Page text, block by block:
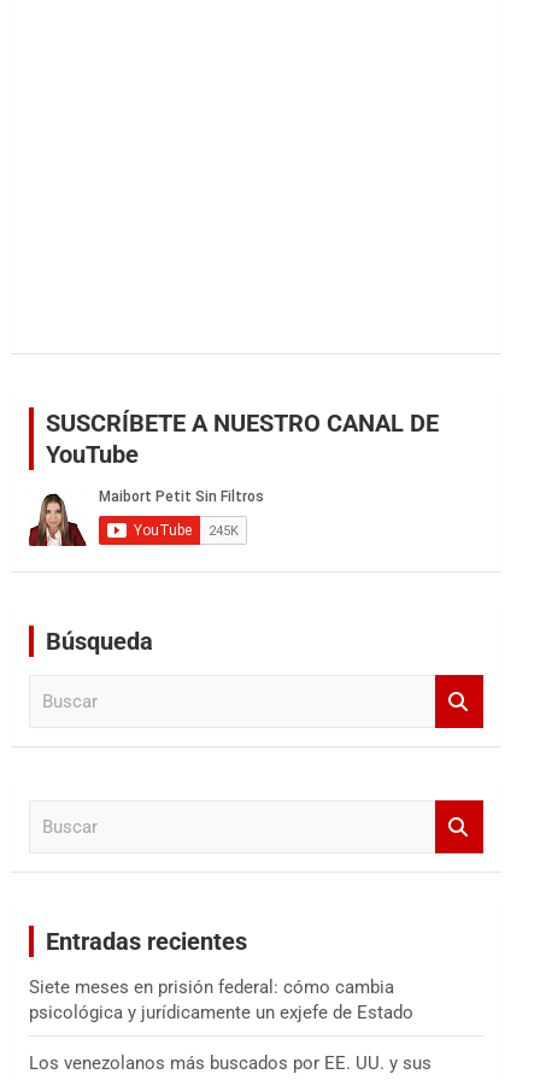
SUSCRÍBETE A NUESTRO CANAL DE
YouTube
Búsqueda
Entradas recientes
Siete meses en prisión federal: cómo cambia
psicológica y jurídicamente un exjefe de Estado
Los venezolanos más buscados por EE. UU. y sus